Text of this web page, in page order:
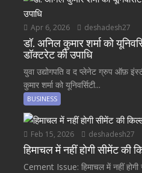
Apr 6, 2026 deshadesh27
डॉ. अनिल कुमार शर्मा को
डॉक्टरेट की उपाधि
युवा उद्योगपति व द प्लेनेट ग्रुप ऑफ़
कुमार शर्मा को यूनिवर्सिटी...
BUSINESS
Feb 15, 2026 deshadesh27
हिमाचल में नहीं होगी सीमेंट की
Cement Issue: हिमाचल में नहीं